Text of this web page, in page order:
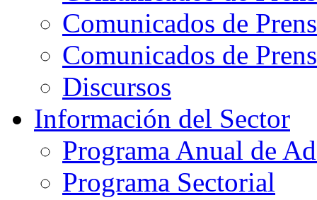
Comunicados de
Comunicados de
Discursos
Información del Sector
Programa Anual de
Programa Sectorial